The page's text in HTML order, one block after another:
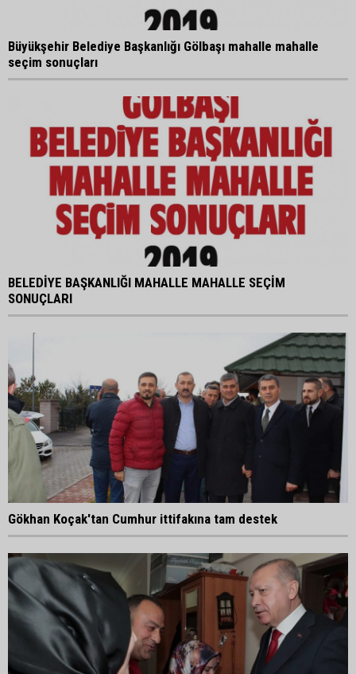
Büyükşehir Belediye Başkanlığı Gölbaşı mahalle mahalle
seçim sonuçları
BELEDİYE BAŞKANLIĞI MAHALLE MAHALLE SEÇİM
SONUÇLARI
Gökhan Koçak'tan Cumhur ittifakına tam destek